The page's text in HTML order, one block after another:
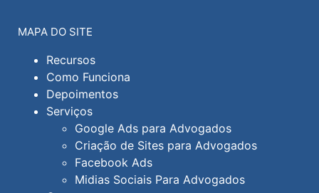
MAPA DO SITE
Recursos
Como Funciona
Depoimentos
Serviços
Google Ads para Advogados
Criação de Sites para Advogados
Facebook Ads
Midias Sociais Para Advogados